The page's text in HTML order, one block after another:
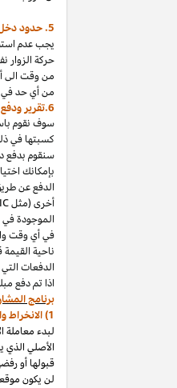
5. حدود دخل العمولة
يجب عدم
حركة الزوار
من وقت الى
من أي حد
6.تقرير ودفع دخل العمولة
سوف نقوم
كسبتها في
بإمكانك
الدفع عن
أخرى (مثل
الموجودةفي
في أي وقت
ناحية
الدفعات
اذا تم دفع
برنامج
1) الانخراط والأهلية
لبدء
الأصلي
قبولها أو
لن يكون